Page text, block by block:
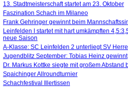
13. Stadtmeisterschaft startet am 23. Oktober
Faszination Schach im Milaneo
Frank Gehringer gewinnt beim
Leinfelden I startet mit hart umkämpften
neue Saison
A-Klasse: SC Leinfelden 2 unterliegt SV
Jugendblitz September: Tobias Heinz gewinnt
Dr. Markus Kottke siegte mit großem
Spaichinger Allroundturnier
Schachfestival Illertissen